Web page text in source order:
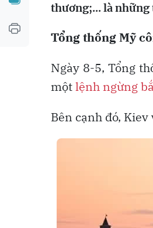
thương;... là những
Tổng thống Mỹ
Ngày 8-5, Tổng
mộtlệnh ngừng
Bên cạnh đó,